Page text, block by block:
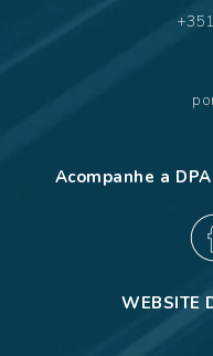
Acompanhe a
WEBSITE